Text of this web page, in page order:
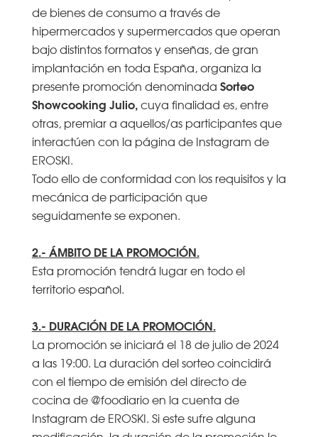
de bienes de consumo a través de
hipermercados y supermercados que operan
bajo distintos formatos y enseñas, de gran
implantación en toda España, organiza la
presente promoción denominada Sorteo
Showcooking Julio,cuya finalidad es, entre
otras, premiar a aquellos/as participantes que
interactúen con la página de Instagram de
EROSKI.
Todo ello de conformidad con los requisitos y la
mecánica de participación que
seguidamente se exponen.
2.- ÁMBITO DE LA PROMOCIÓN.
Esta promoción tendrá lugar en todo el
territorio español.
3.- DURACIÓN DE LA PROMOCIÓN.
La promoción se iniciará el 18 de julio de 2024
a las 19:00. La duración del sorteo coincidirá
con el tiempo de emisión del directo de
cocina de @foodiario en la cuenta de
Instagram de EROSKI. Si este sufre alguna